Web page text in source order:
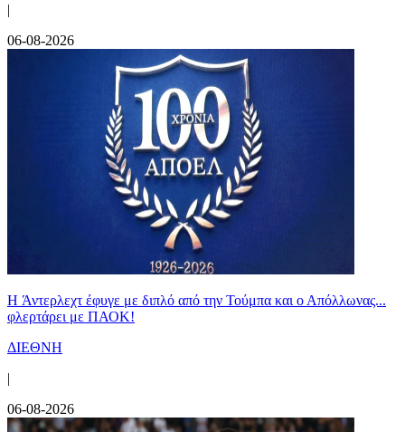
|
06-08-2026
H Άντερλεχτ έφυγε με διπλό από την Τούμπα και ο Απόλλωνας...
φλερτάρει με ΠΑΟΚ!
ΔΙΕΘΝΗ
|
06-08-2026